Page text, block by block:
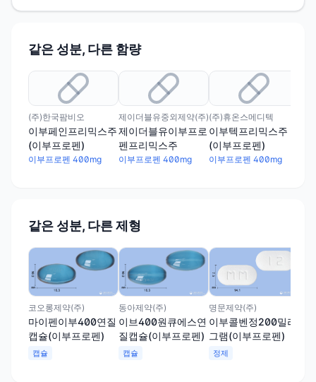
같은 성분, 다른 함량
(주)한국팜비오
이부페인프리믹스주
(이부프로펜)
이부프로펜 400mg
제이더블유중외제약(주)
제이더블유이부프로
펜프리믹스주
이부프로펜 400mg
(주)휴온스메디텍
이부텍프리믹스주
(이부프로펜)
이부프로펜 400mg
같은 성분, 다른 제형
코오롱제약(주)
마이펜이부400연질
캡슐(이부프로펜)
캡슐
동아제약(주)
이브400원큐에스연
질캡슐(이부프로펜)
캡슐
명문제약(주)
이부콜벤정200밀리
그램(이부프로펜)
정제